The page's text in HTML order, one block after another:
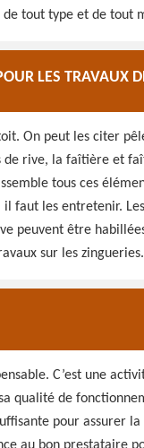
tout type et de tout
LES TRAVAUX
On peut les citer
de rive, la faîtière et
tous ces
faut les entretenir.
peuvent être
sur les zingueries.
C’est une
qualité de
pour assurer